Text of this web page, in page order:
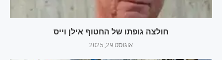
חולצה גופתו של החטוף אילן וייס
אוגוסט 29, 2025